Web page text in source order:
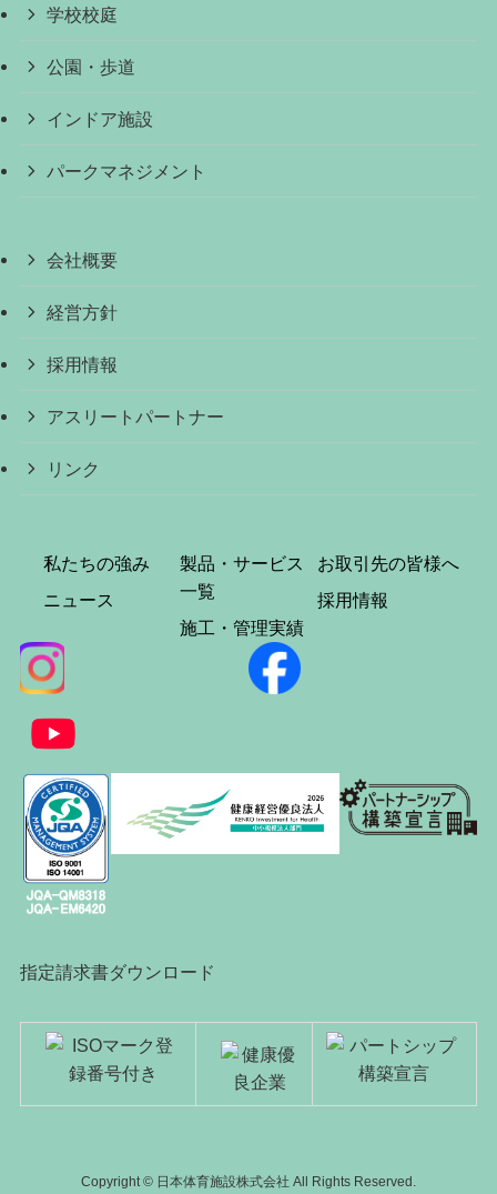
学校校庭
公園・歩道
インドア施設
パークマネジメント
会社概要
経営方針
採用情報
アスリートパートナー
リンク
私たちの強み
ニュース
製品・サービス
一覧
施工・管理実績
お取引先の皆様へ
採用情報
指定請求書ダウンロード
Copyright © 日本体育施設株式会社 All Rights Reserved.